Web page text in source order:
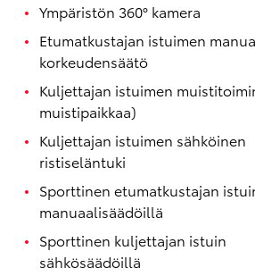
Ympäristön 360° kamera
Etumatkustajan istuimen
korkeudensäätö
Kuljettajan istuimen
muistipaikkaa)
Kuljettajan istuimen sähköinen
ristiseläntuki
Sporttinen etumatkustajan
manuaalisäädöillä
Sporttinen kuljettajan istuin
sähkösäädöillä